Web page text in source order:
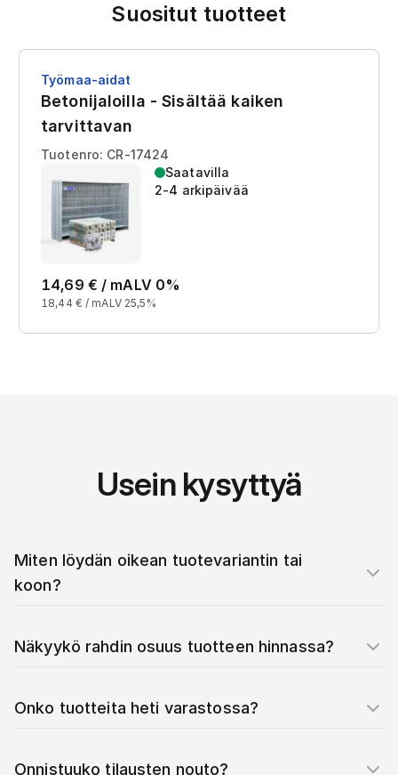
Suositut tuotteet
Työmaa-aidat
Betonijaloilla - Sisältää kaiken
tarvittavan
Tuotenro: CR-17424
Saatavilla
2-4 arkipäivää
14,69 € / mALV 0%
18,44 € / mALV 25,5%
Usein kysyttyä
Miten löydän oikean tuotevariantin tai
koon?
Näkyykö rahdin osuus tuotteen hinnassa?
Onko tuotteita heti varastossa?
Onnistuuko tilausten nouto?